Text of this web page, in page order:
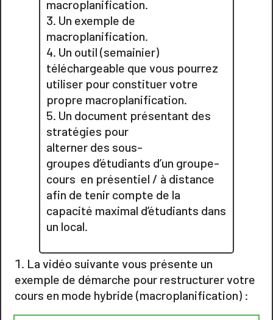
macroplanification.
Un exemple de
macroplanification.
Un outil (semainier)
téléchargeable que vous pourrez
utiliser pour constituer votre
propre macroplanification.
Un document présentant des
stratégies pour
alterner des sous-
groupes d’étudiants d’un groupe-
cours en présentiel / à distance
afin de tenir compte de la
capacité maximal d’étudiants dans
un local.
La vidéo suivante vous présente un
exemple de démarche pour restructurer votre
cours en mode hybride (macroplanification) :